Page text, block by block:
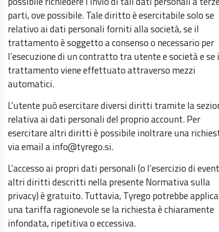
parti, ove possibile. Tale diritto è esercitabile solo se
relativo ai dati personali forniti alla società, se il
trattamento è soggetto a consenso o necessario per
l’esecuzione di un contratto tra utente e società e se
trattamento viene effettuato attraverso mezzi
automatici.
L’utente può esercitare diversi diritti tramite la
relativa ai dati personali del proprio account. Per
esercitare altri diritti è possibile inoltrare una
via email a info@tyrego.si.
L’accesso ai propri dati personali (o l’esercizio di
altri diritti descritti nella presente Normativa sulla
privacy) è gratuito. Tuttavia, Tyrego potrebbe
una tariffa ragionevole se la richiesta è chiaramente
infondata, ripetitiva o eccessiva.